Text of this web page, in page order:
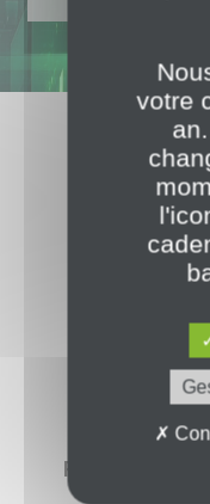
informatiques,
PRESTATAIRES
votre